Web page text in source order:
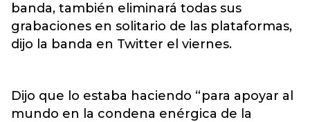
banda, también eliminará todas sus
grabaciones en solitario de las plataformas,
dijo la banda en Twitter el viernes.
Dijo que lo estaba haciendo “para apoyar al
mundo en la condena enérgica de la